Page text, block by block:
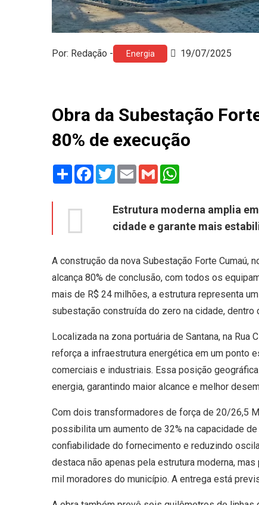
Por: Redação - Energia 19/07/2025
Obra da Subestação
80% de execução
Share Facebook
TwitterEmail Gmail
Estrutura moderna amplia
cidade e garante mais
A construção da nova Subestação Forte Cumaú,
alcança 80% de conclusão, com todos os
mais de R$ 24 milhões, a estrutura representa
subestação construída do zero na cidade, dentro
Localizada na zona portuária de Santana, na
reforça a infraestrutura energética em um ponto
comerciais e industriais. Essa posição
energia, garantindo maior alcance e melhor
Com dois transformadores de força de 20/26,5
possibilita um aumento de 32% na capacidade
confiabilidade do fornecimento e reduzindo
destaca não apenas pela estrutura moderna,
mil moradores do município. A entrega está